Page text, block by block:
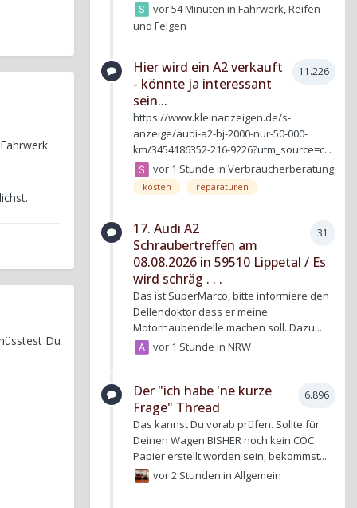
Du
vor 54 MinuteninFahrwerk, Reifen
und Felgen
11.226
Hier wird ein A2 verkauft
- könnte ja interessant
sein...
https://www.kleinanzeigen.de/s-
anzeige/audi-a2-bj-2000-nur-50-000-
km/3454186352-216-9226?utm_source=c...
vor 1 Stunde inVerbraucherberatung
kosten reparaturen
31
17. Audi A2
Schraubertreffen am
08.08.2026 in 59510 Lippetal / Es
wird schräg . . .
Das ist SuperMarco, bitte informiere den
Dellendoktor dass er meine
Motorhaubendelle machen soll. Dazu...
vor 1 Stunde inNRW
6.896
Der "ich habe 'ne kurze
Frage" Thread
Das kannst Du vorab prüfen. Sollte für
Deinen Wagen BISHER noch kein COC
Papier erstellt worden sein, bekommst...
vor 2 Stunden inAllgemein